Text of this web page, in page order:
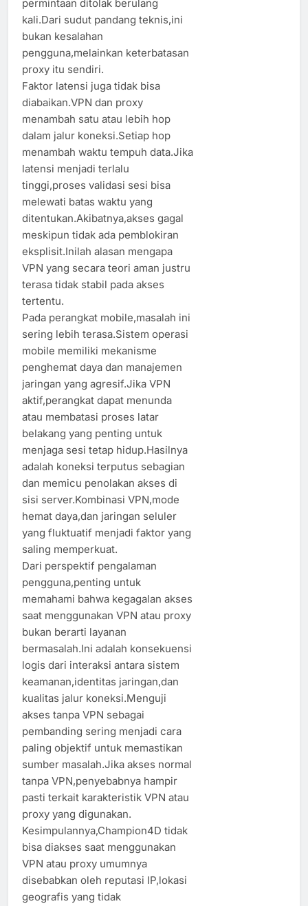
permintaan ditolak berulang
kali.Dari sudut pandang teknis,ini
bukan kesalahan
pengguna,melainkan keterbatasan
proxy itu sendiri.
Faktor latensi juga tidak bisa
diabaikan.VPN dan proxy
menambah satu atau lebih hop
dalam jalur koneksi.Setiap hop
menambah waktu tempuh data.Jika
latensi menjadi terlalu
tinggi,proses validasi sesi bisa
melewati batas waktu yang
ditentukan.Akibatnya,akses gagal
meskipun tidak ada pemblokiran
eksplisit.Inilah alasan mengapa
VPN yang secara teori aman justru
terasa tidak stabil pada akses
tertentu.
Pada perangkat mobile,masalah ini
sering lebih terasa.Sistem operasi
mobile memiliki mekanisme
penghemat daya dan manajemen
jaringan yang agresif.Jika VPN
aktif,perangkat dapat menunda
atau membatasi proses latar
belakang yang penting untuk
menjaga sesi tetap hidup.Hasilnya
adalah koneksi terputus sebagian
dan memicu penolakan akses di
sisi server.Kombinasi VPN,mode
hemat daya,dan jaringan seluler
yang fluktuatif menjadi faktor yang
saling memperkuat.
Dari perspektif pengalaman
pengguna,penting untuk
memahami bahwa kegagalan akses
saat menggunakan VPN atau proxy
bukan berarti layanan
bermasalah.Ini adalah konsekuensi
logis dari interaksi antara sistem
keamanan,identitas jaringan,dan
kualitas jalur koneksi.Menguji
akses tanpa VPN sebagai
pembanding sering menjadi cara
paling objektif untuk memastikan
sumber masalah.Jika akses normal
tanpa VPN,penyebabnya hampir
pasti terkait karakteristik VPN atau
proxy yang digunakan.
Kesimpulannya,Champion4D tidak
bisa diakses saat menggunakan
VPN atau proxy umumnya
disebabkan oleh reputasi IP,lokasi
geografis yang tidak